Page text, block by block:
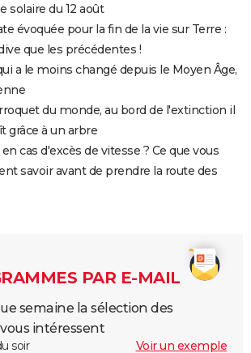
solaire du 12 août
évoquée pour la fin de la vie sur Terre :
que les précédentes !
a le moins changé depuis le Moyen Âge,
du monde, au bord de l'extinction il
grâce à un arbre
cas d'excès de vitesse ? Ce que vous
savoir avant de prendre la route des
PAR E-MAIL
semaine la sélection des
intéressent
soir Voir un exemple